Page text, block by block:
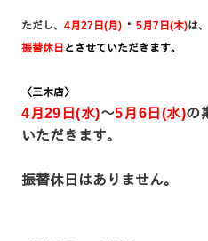
ただし、 4月27日(月) ・ 5月7日(木)は、
振替休日 と させていただきます。
〈三木店〉
4月29日(水)～5月6日(水)の
いただきます。
振替休日はありません。